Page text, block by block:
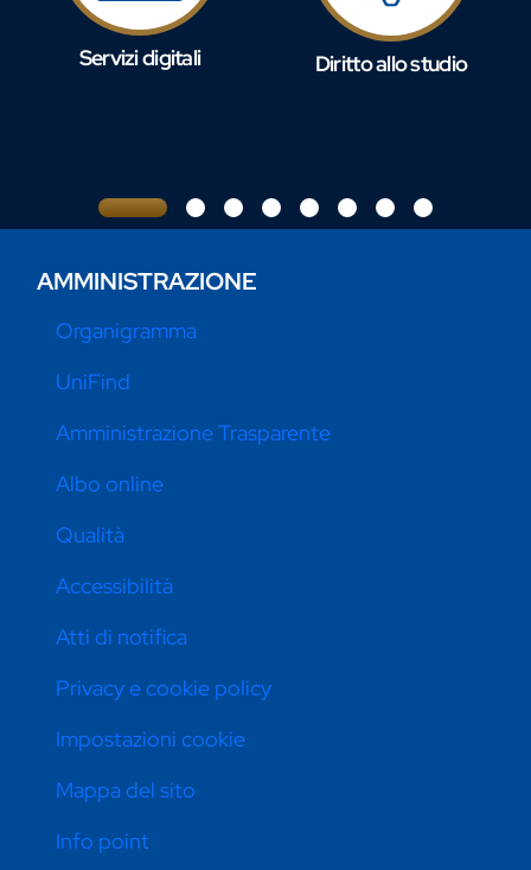
Servizi digitali Diritto allo studio
AMMINISTRAZIONE
Organigramma
UniFind
Amministrazione Trasparente
Albo online
Qualità
Accessibilità
Atti di notifica
Privacy e cookie policy
Impostazioni cookie
Mappa del sito
Info point